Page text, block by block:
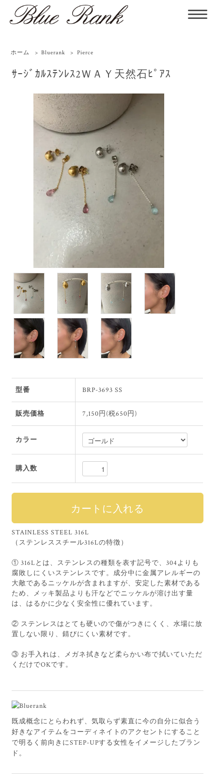
ホーム > Bluerank > Pierce
ｻｰｼﾞｶﾙｽﾃﾝﾚｽ2ＷＡＹ天然石ﾋﾟｱｽ
型番 BRP-3693 SS
販売価格 7,150円(税650円)
カラー
購入数
STAINLESS STEEL 316L
（ステンレススチール316Lの特徴）
① 316Lとは、ステンレスの種類を表す記号で、304よりも
腐敗しにくいステンレスです。成分中に金属アレルギーの
大敵であるニッケルが含まれますが、安定した素材である
ため、メッキ製品よりも汗などでニッケルが溶け出す量
は、はるかに少なく安全性に優れています。
② ステンレスはとても硬いので傷がつきにくく、水場に放
置しない限り、錆びにくい素材です。
③ お手入れは、メガネ拭きなど柔らかい布で拭いていただ
くだけでOKです。
既成概念にとらわれず、気取らず素直に今の自分に似合う
好きなアイテムをコーディネイトのアクセントにすること
で明るく前向きにSTEP-UPする女性をイメージしたブラン
ド。